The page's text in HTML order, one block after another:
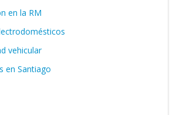
en la RM
vehicular
en Santiago